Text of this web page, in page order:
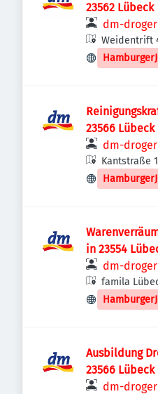
23562 Lübeck
dm-
Weidentrift
Deutschland
23566 Lübeck
dm-
Kantstraße
Deutschland
in 23554
dm-
famila
Landstraße
Deutschland
Ausbildung
23566 Lübeck
dm-